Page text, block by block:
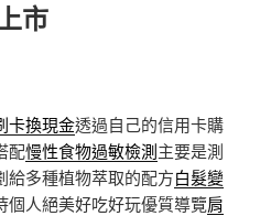
市
卡換現金透過自己的信用卡購
配慢性食物過敏檢測主要是測
給多種植物萃取的配方白髮變
個人絕美好吃好玩優質導覽肩